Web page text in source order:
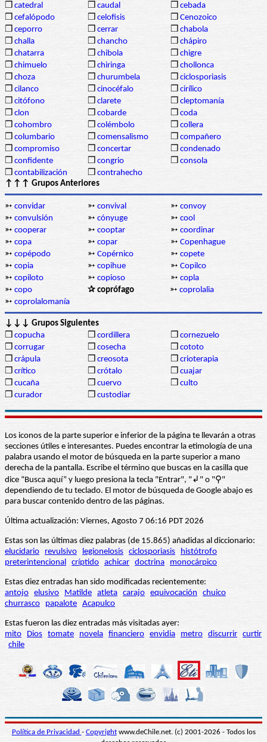
❒ catedral ❒ caudal ❒ cebada
❒ cefalópodo ❒ celofisis ❒ Cenozoico
❒ ceporro ❒ cerrar ❒ chabola
❒ challa ❒ chancho ❒ chápiro
❒ chatarra ❒ chibola ❒ chigre
❒ chimuelo ❒ chiringa ❒ chollonca
❒ choza ❒ churumbela ❒ ciclosporiasis
❒ cilanco ❒ cinocéfalo ❒ cirílico
❒ citófono ❒ clarete ❒ cleptomanía
❒ clon ❒ cobarde ❒ coda
❒ cohombro ❒ colémbolo ❒ collera
❒ columbario ❒ comensalismo ❒ compañero
❒ compromiso ❒ concertar ❒ condenado
❒ confidente ❒ congrio ❒ consola
❒ contabilización ❒ contrahecho
↑↑↑ Grupos Anteriores
➳ convidar ➳ convival ➳ convoy
➳ convulsión ➳ cónyuge ➳ cool
➳ cooperar ➳ cooptar ➳ coordinar
➳ copa ➳ copar ➳ Copenhague
➳ copépodo ➳ Copérnico ➳ copete
➳ copia ➳ copihue ➳ Copilco
➳ copiloto ➳ copioso ➳ copla
➳ copo ✰ coprófago ➳ coprolalia
➳ coprolalomanía
↓↓↓ Grupos Siguientes
❒ copucha ❒ cordillera ❒ cornezuelo
❒ corrugar ❒ cosecha ❒ cototo
❒ crápula ❒ creosota ❒ crioterapia
❒ crítico ❒ crótalo ❒ cuajar
❒ cucaña ❒ cuervo ❒ culto
❒ curador ❒ custodiar
Los iconos de la parte superior e inferior de la página te llevarán a otras
secciones útiles e interesantes. Puedes encontrar la etimología de una
palabra usando el motor de búsqueda en la parte superior a mano
derecha de la pantalla. Escribe el término que buscas en la casilla que
dice “Busca aquí” y luego presiona la tecla "Entrar", "↲" o "⚲"
dependiendo de tu teclado. El motor de búsqueda de Google abajo es
para buscar contenido dentro de las páginas.
Última actualización: Viernes, Agosto 7 06:16 PDT 2026
Estas son las últimas diez palabras (de 15.865) añadidas al diccionario:
elucidario
revulsivo legionelosis ciclosporiasis
histótrofo
preterintencional
críptido achicar doctrina monocárpico
Estas diez entradas han sido modificadas recientemente:
antojo elusivo Matilde atleta carajo equivocación
chuico
churrasco
papalote Acapulco
Estas fueron las diez entradas más visitadas ayer:
mito
Dios tomate novela financiero envidia metro discurrir curtir
chile
Política de Privacidad - Copyrightwww.deChile.net. (c) 2001-2026 - Todos los